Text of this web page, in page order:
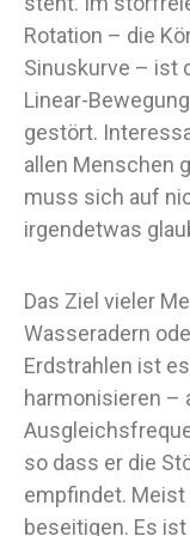
Rotation – die
Sinuskurve – ist
Linear-
gestört.
allen Menschen
muss sich auf
irgendetwas
Das Ziel vieler
Wasseradern
Erdstrahlen ist
harmonisieren –
so dass er die
empfindet. Meist
beseitigen. Es